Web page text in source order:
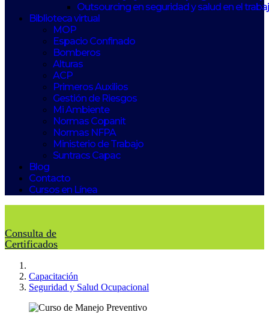
Outsourcing en seguridad y salud en el
Biblioteca virtual
MOP
Espacio Confinado
Bomberos
Alturas
ACP
Primeros Auxilios
Gestión de Riesgos
Mi Ambiente
Normas Copanit
Normas NFPA
Ministerio de Trabajo
Suntracs Capac
Blog
Contacto
Cursos en Línea
Consulta de
Certificados
Capacitación
Seguridad y Salud Ocupacional